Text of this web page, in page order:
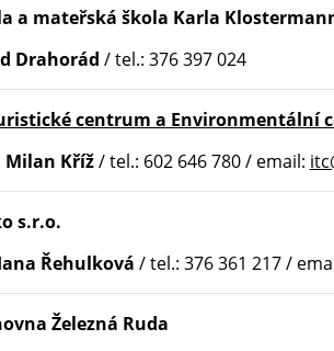
a mateřská škola Karla
Drahorád / tel.: 376 397 024
centrum a Environmentální
Milan Kříž/ tel.: 602 646 780 / email:
s.r.o.
Řehulková / tel.: 376 361 217 /
Železná Ruda